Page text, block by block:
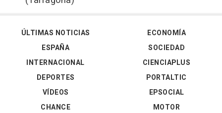
ÚLTIMAS NOTICIAS
ESPAÑA
INTERNACIONAL
DEPORTES
VÍDEOS
ECONOMÍA
SOCIEDAD
CIENCIAPLUS
PORTALTIC
EPSOCIAL
CHANCE
MOTOR